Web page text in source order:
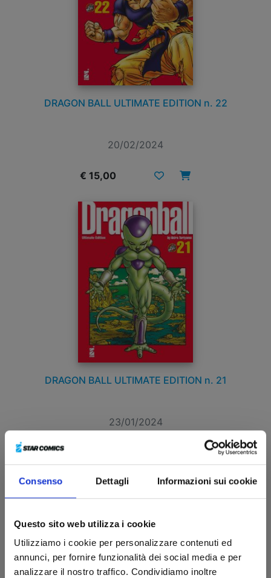
Consenso Dettagli Informazioni sui cookie
Questo sito web utilizza i cookie
Utilizziamo i cookie per personalizzare contenuti ed
annunci, per fornire funzionalità dei social media e per
analizzare il nostro traffico. Condividiamo inoltre
DRAGON BALL ULTIMATE EDITION n. 22
20/02/2024
€ 15,00
DRAGON BALL ULTIMATE EDITION n. 21
23/01/2024